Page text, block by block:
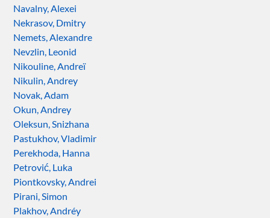
Navalny, Alexei
Nekrasov, Dmitry
Nemets, Alexandre
Nevzlin, Leonid
Nikouline, Andreï
Nikulin, Andrey
Novak, Adam
Okun, Andrey
Oleksun, Snizhana
Pastukhov, Vladimir
Perekhoda, Hanna
Petrović, Luka
Piontkovsky, Andrei
Pirani, Simon
Plakhov, Andréy